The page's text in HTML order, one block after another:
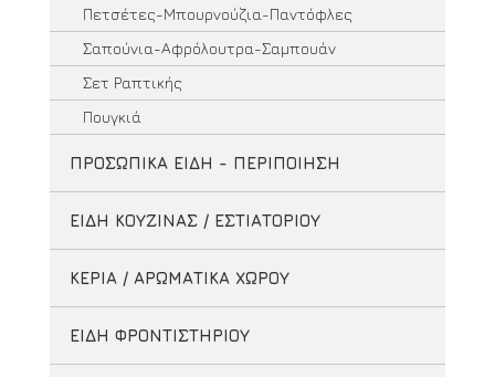
Πετσέτες-Μπουρνούζια-Παντόφλες
Σαπούνια-Αφρόλουτρα-Σαμπουάν
Σετ Ραπτικής
Πουγκιά
ΠΡΟΣΩΠΙΚΑ ΕΙΔΗ - ΠΕΡΙΠΟΙΗΣΗ
ΕΙΔΗ ΚΟΥΖΙΝΑΣ / ΕΣΤΙΑΤΟΡΙΟΥ
ΚΕΡΙΑ / ΑΡΩΜΑΤΙΚΑ ΧΩΡΟΥ
ΕΙΔΗ ΦΡΟΝΤΙΣΤΗΡΙΟΥ